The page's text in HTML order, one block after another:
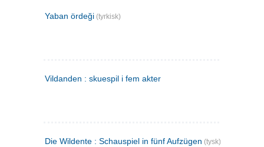
Yaban ördeği (tyrkisk)
Vildanden : skuespil i fem akter
Die Wildente : Schauspiel in fünf Aufzügen (tysk)